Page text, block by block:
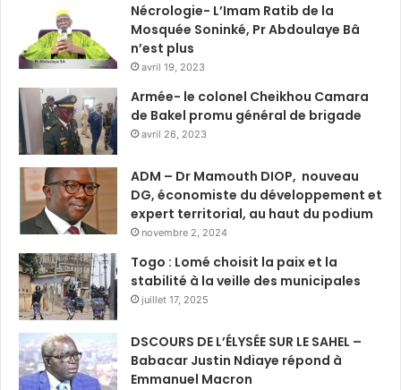
Nécrologie- L’Imam Ratib de la
Mosquée Soninké, Pr Abdoulaye Bâ
n’est plus
avril 19, 2023
Armée- le colonel Cheikhou Camara
de Bakel promu général de brigade
avril 26, 2023
ADM – Dr Mamouth DIOP, nouveau
DG, économiste du développement et
expert territorial, au haut du podium
novembre 2, 2024
Togo : Lomé choisit la paix et la
stabilité à la veille des municipales
juillet 17, 2025
DSCOURS DE L’ÉLYSÉE SUR LE SAHEL –
Babacar Justin Ndiaye répond à
Emmanuel Macron